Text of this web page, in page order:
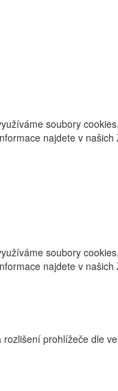
soubory
najdete v
soubory
najdete v
prohlížeče dle